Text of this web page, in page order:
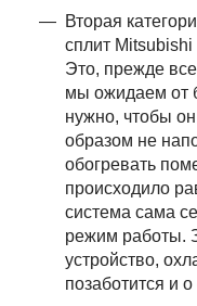
Вторая
сплит
Это, прежде
мы ожидаем от
нужно, чтобы
образом не
обогревать
происходило
система сама
режим работы.
устройство,
позаботится и о